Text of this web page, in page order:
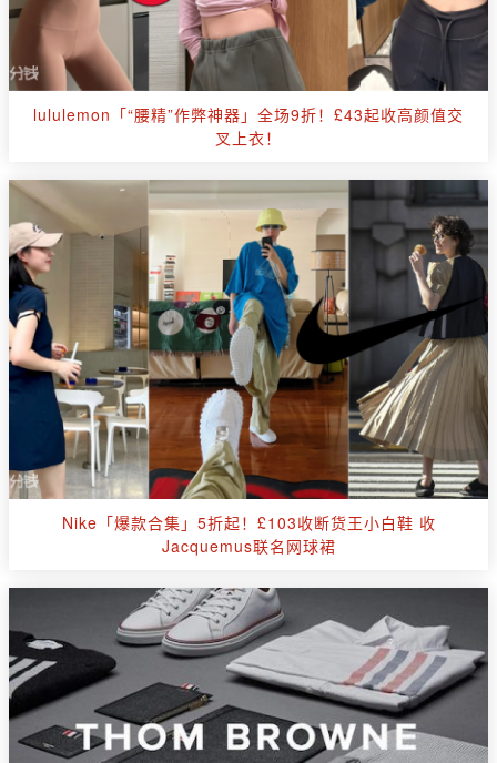
lululemon「“腰精”作弊神器」全场9折！£43起收高颜值交
叉上衣！
Nike「爆款合集」5折起！£103收断货王小白鞋 收
Jacquemus联名网球裙